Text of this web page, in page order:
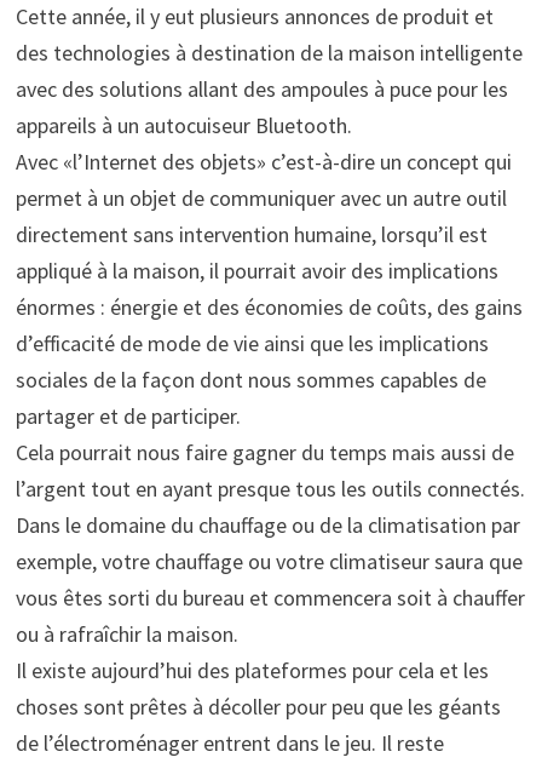
Cette année, il y eut plusieurs annonces de produit et
des technologies à destination de la maison intelligente
avec des solutions allant des ampoules à puce pour les
appareils à un autocuiseur Bluetooth.
Avec «l’Internet des objets» c’est-à-dire un concept qui
permet à un objet de communiquer avec un autre outil
directement sans intervention humaine, lorsqu’il est
appliqué à la maison, il pourrait avoir des implications
énormes : énergie et des économies de coûts, des gains
d’efficacité de mode de vie ainsi que les implications
sociales de la façon dont nous sommes capables de
partager et de participer.
Cela pourrait nous faire gagner du temps mais aussi de
l’argent tout en ayant presque tous les outils connectés.
Dans le domaine du chauffage ou de la climatisation par
exemple, votre chauffage ou votre climatiseur saura que
vous êtes sorti du bureau et commencera soit à chauffer
ou à rafraîchir la maison.
Il existe aujourd’hui des plateformes pour cela et les
choses sont prêtes à décoller pour peu que les géants
de l’électroménager entrent dans le jeu. Il reste